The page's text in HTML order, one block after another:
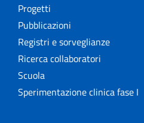
Progetti
Pubblicazioni
Registri e sorveglianze
Ricerca collaboratori
Scuola
Sperimentazione clinica fase I